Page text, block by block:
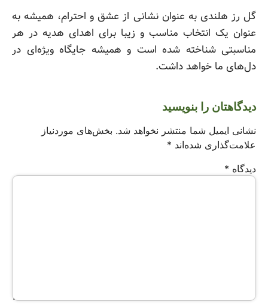
گل رز هلندی به عنوان نشانی از عشق و احترام، همیشه به
عنوان یک انتخاب مناسب و زیبا برای اهدای هدیه در هر
مناسبتی شناخته شده است و همیشه جایگاه ویژه‌ای در
دل‌های ما خواهد داشت.
دیدگاهتان را بنویسید
نشانی ایمیل شما منتشر نخواهد شد. بخش‌های موردنیاز
علامت‌گذاری شده‌اند *
دیدگاه *